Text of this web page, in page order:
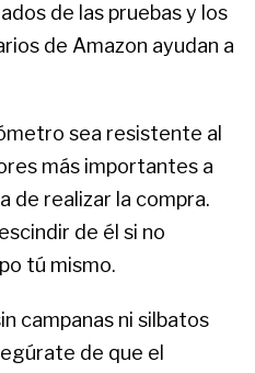
de las pruebas y los
de Amazon ayudan a
sea resistente al
más importantes a
de realizar la compra.
de él si no
tú mismo.
campanas ni silbatos
de que el